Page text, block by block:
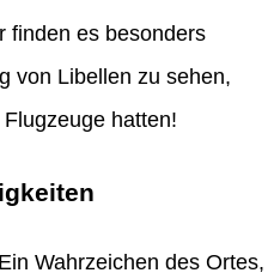
finden es besonders
von Libellen zu sehen,
hatten!
Wahrzeichen des Ortes,